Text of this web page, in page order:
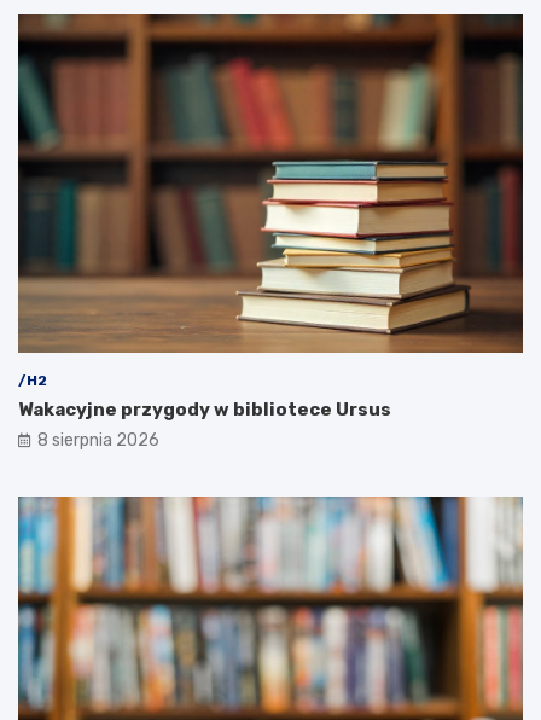
/H2
Wakacyjne przygody w bibliotece Ursus
8 sierpnia 2026